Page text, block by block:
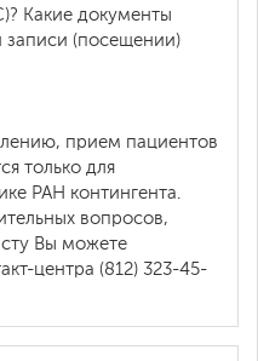
Какие документы
записи (посещении)
прием пациентов
только для
РАН контингента.
вопросов,
Вы можете
центра (812) 323-45-